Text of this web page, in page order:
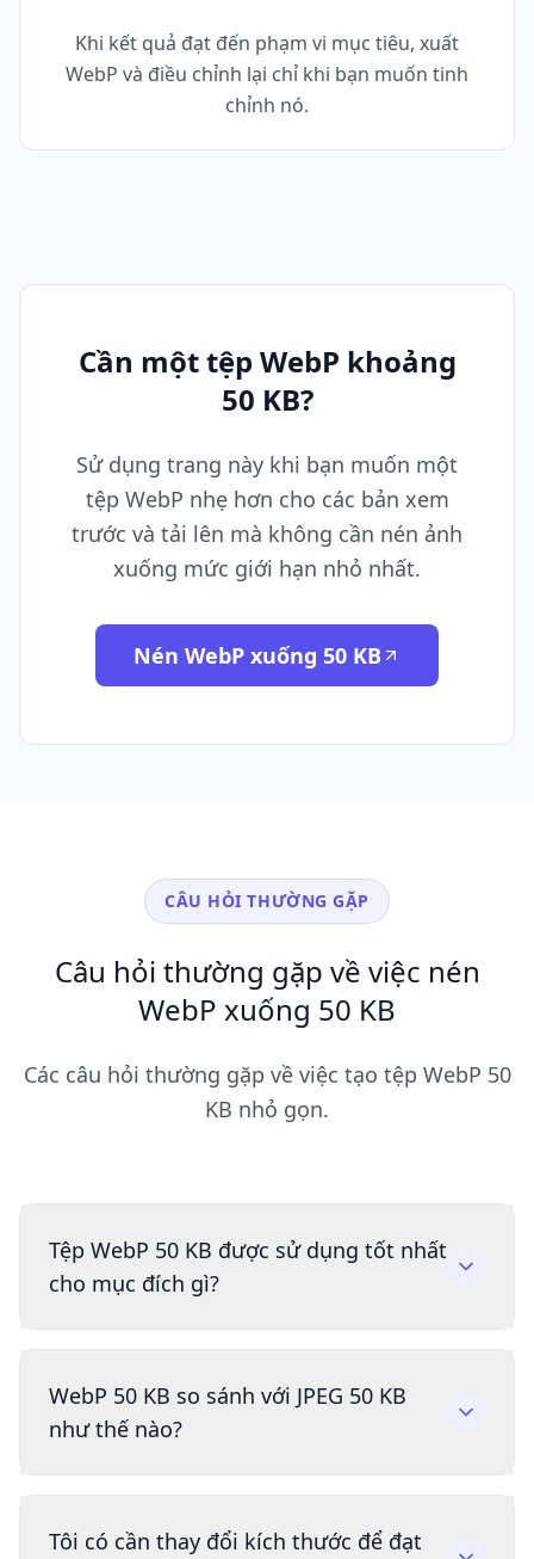
Khi kết quả đạt đến phạm vi mục tiêu, xuất
WebP và điều chỉnh lại chỉ khi bạn muốn tinh
chỉnh nó.
Cần một tệp WebP khoảng
50 KB?
Sử dụng trang này khi bạn muốn một
tệp WebP nhẹ hơn cho các bản xem
trước và tải lên mà không cần nén ảnh
xuống mức giới hạn nhỏ nhất.
Nén WebP xuống 50 KB
CÂU HỎI THƯỜNG GẶP
Câu hỏi thường gặp về việc nén
WebP xuống 50 KB
Các câu hỏi thường gặp về việc tạo tệp WebP 50
KB nhỏ gọn.
Tệp WebP 50 KB được sử dụng tốt nhất
cho mục đích gì?
WebP 50 KB so sánh với JPEG 50 KB
như thế nào?
Tôi có cần thay đổi kích thước để đạt